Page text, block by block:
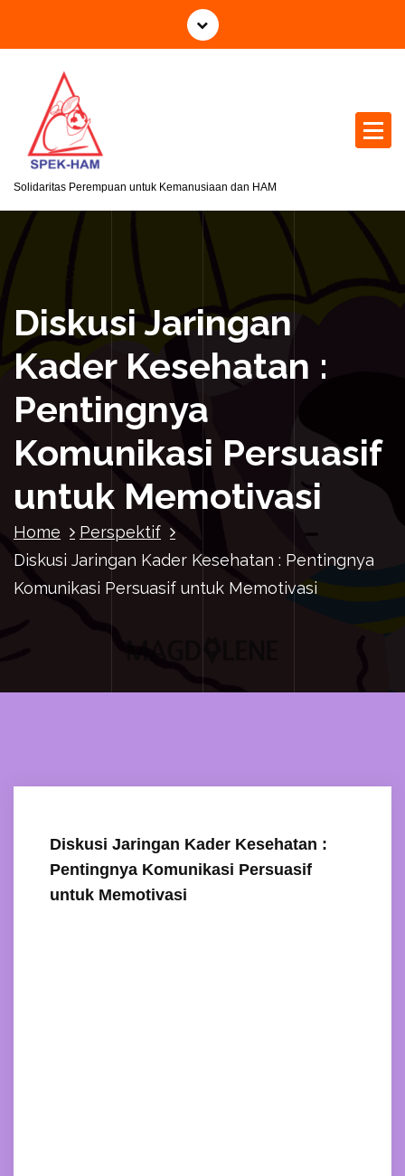
i
Solidaritas Perempuan untuk Kemanusiaan dan HAM
Diskusi Jaringan
Kader Kesehatan :
Pentingnya
Komunikasi Persuasif
untuk Memotivasi
Home
Perspektif
Diskusi Jaringan Kader Kesehatan : Pentingnya
Komunikasi Persuasif untuk Memotivasi
Diskusi Jaringan Kader Kesehatan :
Pentingnya Komunikasi Persuasif
untuk Memotivasi